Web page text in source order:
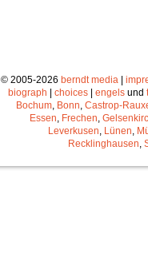
© 2005-2026 berndt media |
biograph | choices | engels und
Bochum Bonn Castrop-
Essen Frechen
Leverkusen Lünen
Recklinghausen